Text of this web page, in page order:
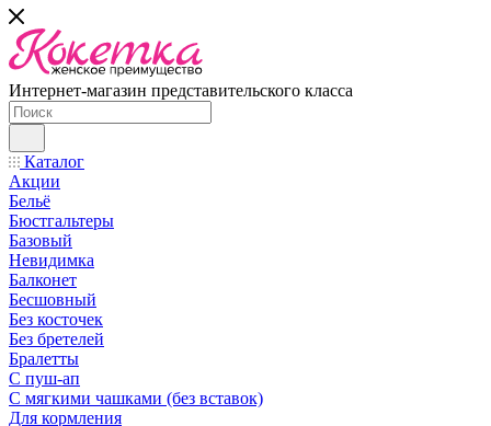
Интернет-магазин представительского класса
Каталог
Акции
Бельё
Бюстгальтеры
Базовый
Невидимка
Балконет
Бесшовный
Без косточек
Без бретелей
Бралетты
С пуш-ап
С мягкими чашками (без вставок)
Для кормления